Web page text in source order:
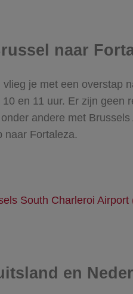
naar
je met een overstap
en 11 uur. Er zijn
andere met
naar Fortaleza.
South Charleroi Airport
en